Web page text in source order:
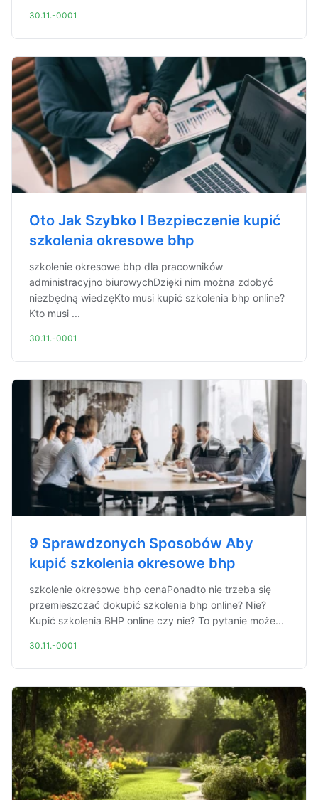
30.11.-0001
Oto Jak Szybko I Bezpieczenie kupić
szkolenia okresowe bhp
szkolenie okresowe bhp dla pracowników
administracyjno biurowychDzięki nim można zdobyć
niezbędną wiedzęKto musi kupić szkolenia bhp online?
Kto musi ...
30.11.-0001
9 Sprawdzonych Sposobów Aby
kupić szkolenia okresowe bhp
szkolenie okresowe bhp cenaPonadto nie trzeba się
przemieszczać dokupić szkolenia bhp online? Nie?
Kupić szkolenia BHP online czy nie? To pytanie może...
30.11.-0001